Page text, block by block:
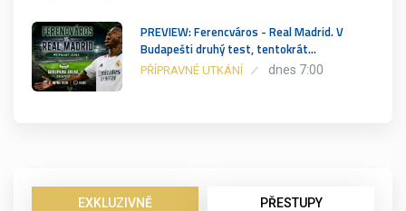
PREVIEW: Ferencváros - Real Madrid. V
Budapešti druhý test, tentokrát…
PŘÍPRAVNÉ UTKÁNÍ dnes 7:00
EXKLUZIVNĚ PŘESTUPY